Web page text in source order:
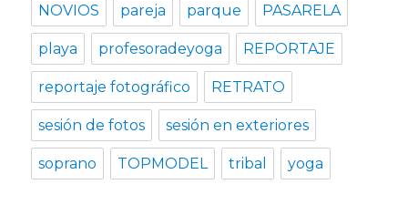
NOVIOS pareja parque PASARELA
playa profesoradeyoga REPORTAJE
reportaje fotográfico RETRATO
sesión de fotos sesión en exteriores
soprano TOPMODEL tribal yoga